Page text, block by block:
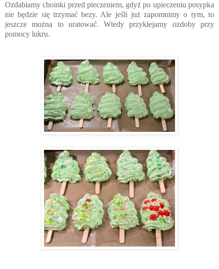
Ozdabiamy choinki przed pieczeniem, gdyż po upieczeniu posypka
nie będzie się trzymać bezy. Ale jeśli już zapomnimy o tym, to
jeszcze można to uratować. Wtedy przyklejamy ozdoby przy
pomocy lukru.